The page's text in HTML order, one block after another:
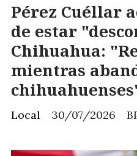
Pérez Cuéllar
de estar
Chihuahua:
mientras
Local 30/07/2026